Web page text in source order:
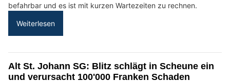
befahrbar und es ist mit kurzen Wartezeiten zu rechnen.
Weiterlesen
Alt St. Johann SG: Blitz schlägt in Scheune ein
und verursacht 100'000 Franken Schaden